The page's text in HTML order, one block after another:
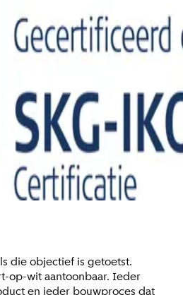
die objectief is getoetst.
op-wit aantoonbaar. Ieder
en ieder bouwproces dat